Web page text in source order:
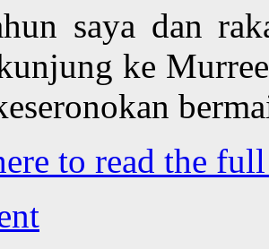
saya dan
ke
to read the